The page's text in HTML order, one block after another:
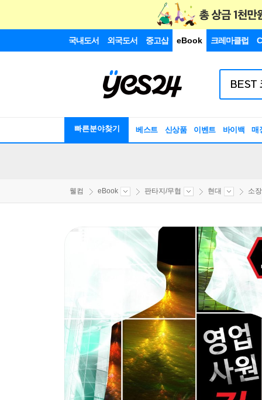
국내도서 외국도서 중고샵 eBook 크레마클럽
빠른분야찾기 베스트 신상품 이벤트 바이백 매
웰컴 eBook 판타지/무협 현대 소장